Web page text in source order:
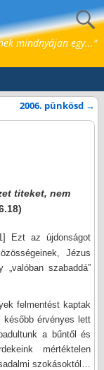
mindnyájan egy..."
2006. pünkösd →
titeket, nem
Ezt az újdonságot
Jézus
szabaddá”
felmentést kaptak
érvényes lett
a bűntől és
mértéktelen
szokásoktól…